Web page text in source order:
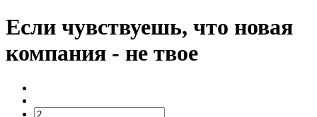
Если чувствуешь, что новая
компания - не твое